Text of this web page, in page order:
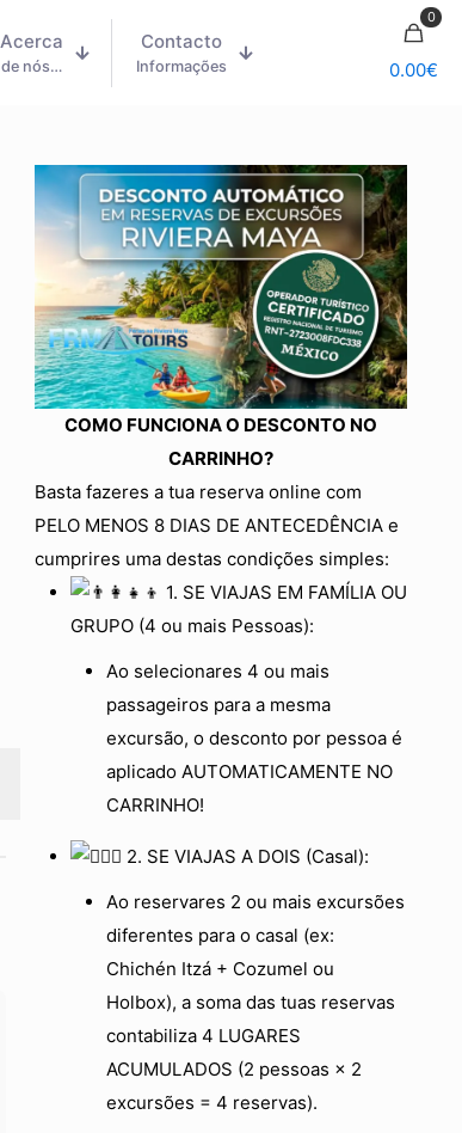
Acerca
de nós…
Contacto
Informações
0
0.00€
COMO FUNCIONA O DESCONTO NO
CARRINHO?
Basta fazeres a tua reserva online com
PELO MENOS 8 DIAS DE ANTECEDÊNCIA e
cumprires uma destas condições simples:
1. SE VIAJAS EM FAMÍLIA OU
GRUPO (4 ou mais Pessoas):
Ao selecionares 4 ou mais
passageiros para a mesma
excursão, o desconto por pessoa é
aplicado AUTOMATICAMENTE NO
CARRINHO!
2. SE VIAJAS A DOIS (Casal):
Ao reservares 2 ou mais excursões
diferentes para o casal (ex:
Chichén Itzá + Cozumel ou
Holbox), a soma das tuas reservas
contabiliza 4 LUGARES
ACUMULADOS (2 pessoas × 2
excursões = 4 reservas).